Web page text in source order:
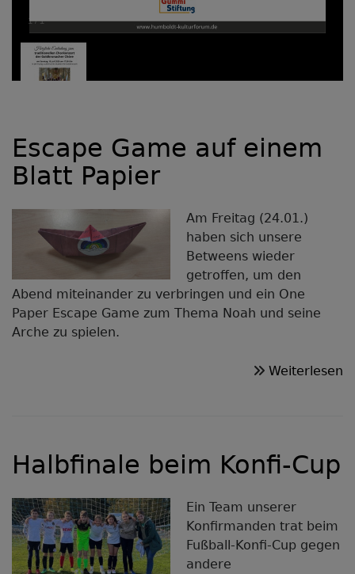
1/1
Escape Game auf einem
Blatt Papier
Am Freitag (24.01.)
haben sich unsere
Betweens wieder
getroffen, um den
Abend miteinander zu verbringen und ein One
Paper Escape Game zum Thema Noah und seine
Arche zu spielen.
Weiterlesen
Halbfinale beim Konfi-Cup
Ein Team unserer
Konfirmanden trat beim
Fußball-Konfi-Cup gegen
andere